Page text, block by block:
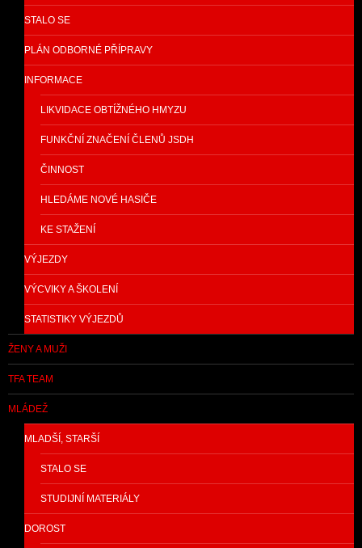
STALO SE
PLÁN ODBORNÉ PŘÍPRAVY
INFORMACE
LIKVIDACE OBTÍŽNÉHO HMYZU
FUNKČNÍ ZNAČENÍ ČLENŮ JSDH
ČINNOST
HLEDÁME NOVÉ HASIČE
KE STAŽENÍ
VÝJEZDY
VÝCVIKY A ŠKOLENÍ
STATISTIKY VÝJEZDŮ
ŽENY A MUŽI
TFA TEAM
MLÁDEŽ
MLADŠÍ, STARŠÍ
STALO SE
STUDIJNÍ MATERIÁLY
DOROST